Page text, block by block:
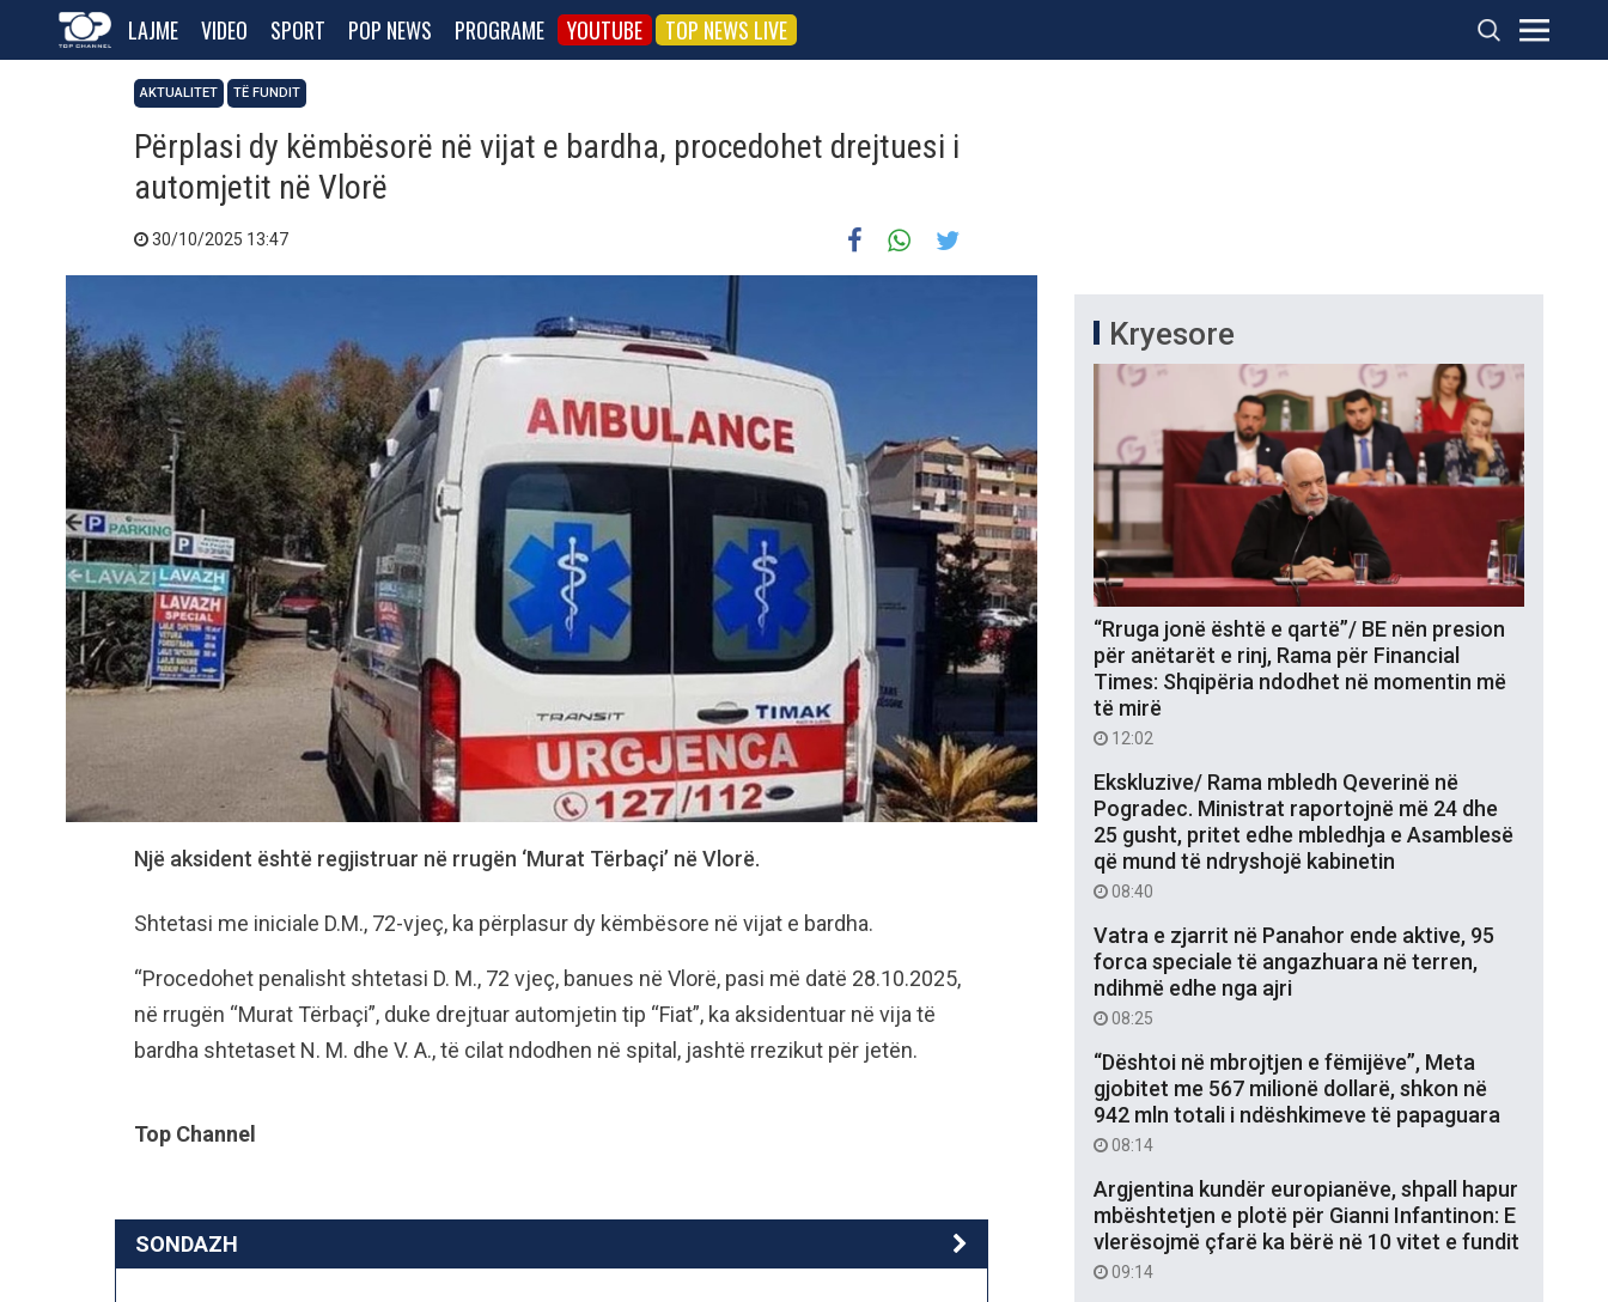
LAJME VIDEO SPORT POP NEWS PROGRAME YOUTUBE TOP NEWS LIVE
AKTUALITET TË FUNDIT
Përplasi dy këmbësorë në vijat e bardha, procedohet drejtuesi i
automjetit në Vlorë
30/10/2025 13:47
Një aksident është regjistruar në rrugën ‘Murat Tërbaçi’ në Vlorë.
Shtetasi me iniciale D.M., 72-vjeç, ka përplasur dy këmbësore në vijat e bardha.
“Procedohet penalisht shtetasi D. M., 72 vjeç, banues në Vlorë, pasi më datë 28.10.2025,
në rrugën “Murat Tërbaçi”, duke drejtuar automjetin tip “Fiat”, ka aksidentuar në vija të
bardha shtetaset N. M. dhe V. A., të cilat ndodhen në spital, jashtë rrezikut për jetën.
Top Channel
SONDAZH
Kryesore
“Rruga jonë është e qartë”/ BE nën presion
për anëtarët e rinj, Rama për Financial
Times: Shqipëria ndodhet në momentin më
të mirë
12:02
Ekskluzive/ Rama mbledh Qeverinë në
Pogradec. Ministrat raportojnë më 24 dhe
25 gusht, pritet edhe mbledhja e Asamblesë
që mund të ndryshojë kabinetin
08:40
Vatra e zjarrit në Panahor ende aktive, 95
forca speciale të angazhuara në terren,
ndihmë edhe nga ajri
08:25
“Dështoi në mbrojtjen e fëmijëve”, Meta
gjobitet me 567 milionë dollarë, shkon në
942 mln totali i ndëshkimeve të papaguara
08:14
Argjentina kundër europianëve, shpall hapur
mbështetjen e plotë për Gianni Infantinon: E
vlerësojmë çfarë ka bërë në 10 vitet e fundit
09:14